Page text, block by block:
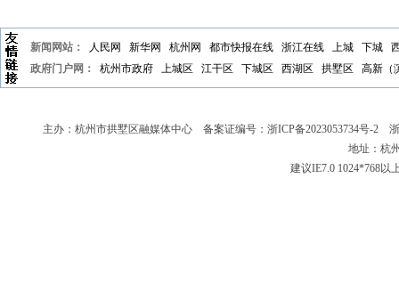
新闻网站： 人民网 新华网 杭州网 都市快报在线 浙江在线 上城 下城
政府门户网：
杭州市政府 上城区 江干区 下城区 西湖区 拱墅区 高新（
主办：杭州市拱墅区融媒体中心 备案证编号： 浙ICP备2023053734号-2 浙
地址：杭
建议IE7.0 1024*768